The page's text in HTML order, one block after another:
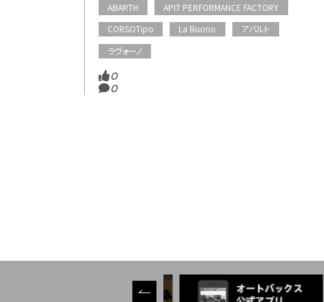
ABARTH
APIT PERFORMANCE FACTORY
CORSOTipo
La Buono
アバルト
ラヴォーノ
0
0